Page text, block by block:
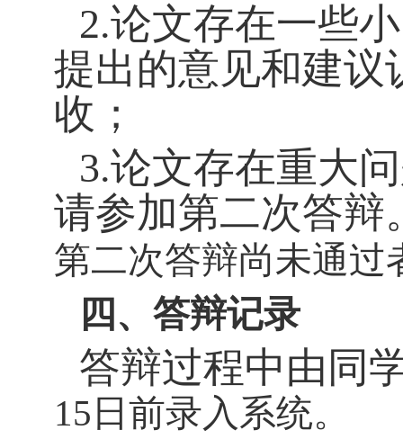
2.论文存在一些
提出的意见和建议
收；
3.论文存在重大
请参加第二次答辩
第二次答辩尚未通过
四、答辩记录
答辩过程中由同
15 日前录入系统。